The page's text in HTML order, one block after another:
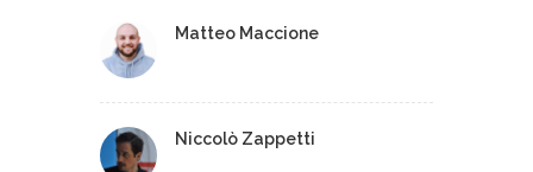
Matteo Maccione
Niccolò Zappetti